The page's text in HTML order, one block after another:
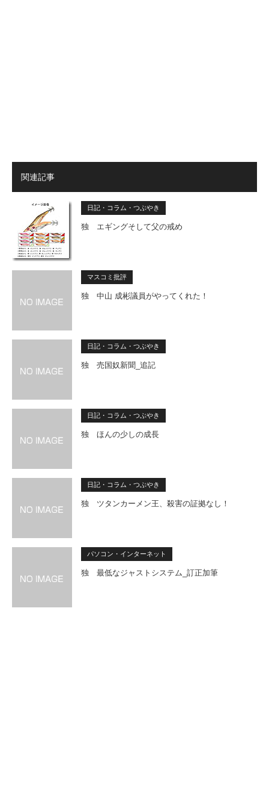
関連記事
日記・コラム・つぶやき
独 エギングそして父の戒め
マスコミ批評
独 中山 成彬議員がやってくれた！
日記・コラム・つぶやき
独 売国奴新聞_追記
日記・コラム・つぶやき
独 ほんの少しの成長
日記・コラム・つぶやき
独 ツタンカーメン王、殺害の証拠なし！
パソコン・インターネット
独 最低なジャストシステム_訂正加筆